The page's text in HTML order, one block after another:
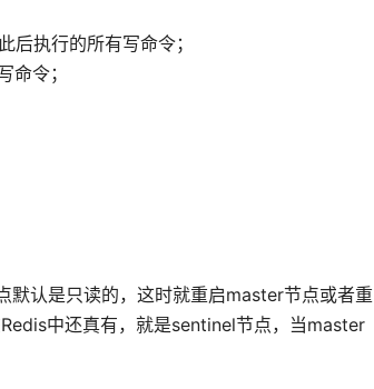
后执行的所有写命令；
命令；
默认是只读的，这时就重启master节点或者重
中还真有，就是sentinel节点，当master